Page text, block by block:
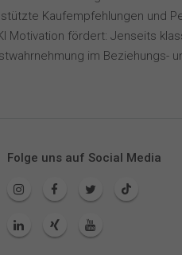
im Beziehungs-
Folge uns auf Social Media